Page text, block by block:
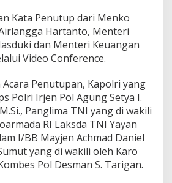
Kata Penutup dari Menko
Hartanto, Menteri
dan Menteri Keuangan
Video Conference.
Penutupan, Kapolri yang
Polri Irjen Pol Agung Setya I.
M.Si., Panglima TNI yang di wakili
RI Laksda TNI Yayan
I/BB Mayjen Achmad Daniel
yang di wakili oleh Karo
Pol Desman S. Tarigan.